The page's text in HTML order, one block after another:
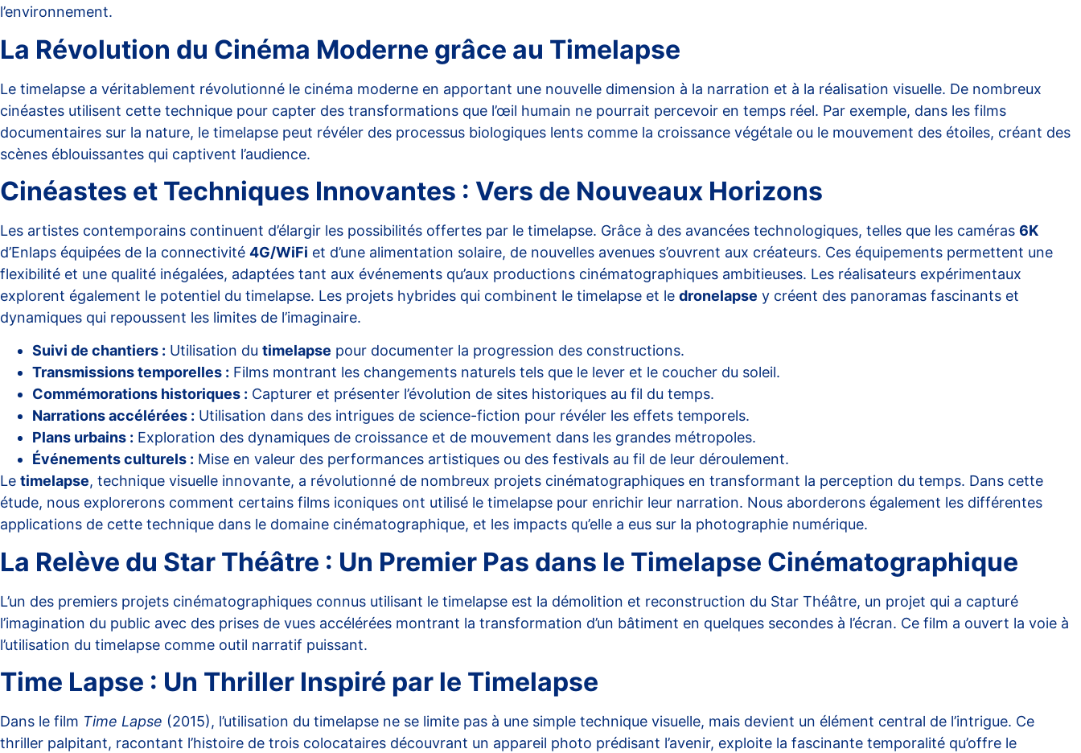
l’environnement.
La Révolution du Cinéma Moderne grâce au Timelapse
Le timelapse a véritablement révolutionné le cinéma moderne en apportant une nouvelle dimension à la narration et à la réalisation visuelle. De nombreux
cinéastes utilisent cette technique pour capter des transformations que l’œil humain ne pourrait percevoir en temps réel. Par exemple, dans les films
documentaires sur la nature, le timelapse peut révéler des processus biologiques lents comme la croissance végétale ou le mouvement des étoiles, créant des
scènes éblouissantes qui captivent l’audience.
Cinéastes et Techniques Innovantes : Vers de Nouveaux Horizons
Les artistes contemporains continuent d’élargir les possibilités offertes par le timelapse. Grâce à des avancées technologiques, telles que les caméras 6K
d’Enlaps équipées de la connectivité 4G/WiFi et d’une alimentation solaire, de nouvelles avenues s’ouvrent aux créateurs. Ces équipements permettent une
flexibilité et une qualité inégalées, adaptées tant aux événements qu’aux productions cinématographiques ambitieuses. Les réalisateurs expérimentaux
explorent également le potentiel du timelapse. Les projets hybrides qui combinent le timelapse et le dronelapse y créent des panoramas fascinants et
dynamiques qui repoussent les limites de l’imaginaire.
Suivi de chantiers : Utilisation du timelapse pour documenter la progression des constructions.
Transmissions temporelles : Films montrant les changements naturels tels que le lever et le coucher du soleil.
Commémorations historiques : Capturer et présenter l’évolution de sites historiques au fil du temps.
Narrations accélérées : Utilisation dans des intrigues de science-fiction pour révéler les effets temporels.
Plans urbains : Exploration des dynamiques de croissance et de mouvement dans les grandes métropoles.
Événements culturels : Mise en valeur des performances artistiques ou des festivals au fil de leur déroulement.
Le timelapse, technique visuelle innovante, a révolutionné de nombreux projets cinématographiques en transformant la perception du temps. Dans cette
étude, nous explorerons comment certains films iconiques ont utilisé le timelapse pour enrichir leur narration. Nous aborderons également les différentes
applications de cette technique dans le domaine cinématographique, et les impacts qu’elle a eus sur la photographie numérique.
La Relève du Star Théâtre : Un Premier Pas dans le Timelapse Cinématographique
L’un des premiers projets cinématographiques connus utilisant le timelapse est la démolition et reconstruction du Star Théâtre, un projet qui a capturé
l’imagination du public avec des prises de vues accélérées montrant la transformation d’un bâtiment en quelques secondes à l’écran. Ce film a ouvert la voie à
l’utilisation du timelapse comme outil narratif puissant.
Time Lapse : Un Thriller Inspiré par le Timelapse
Dans le film Time Lapse (2015), l’utilisation du timelapse ne se limite pas à une simple technique visuelle, mais devient un élément central de l’intrigue. Ce
thriller palpitant, racontant l’histoire de trois colocataires découvrant un appareil photo prédisant l’avenir, exploite la fascinante temporalité qu’offre le